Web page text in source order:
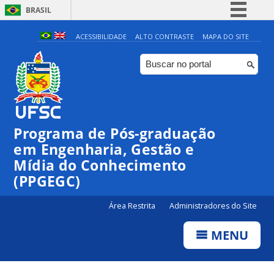
BRASIL
Simplifique!
Comunica BR
Participe
Canais
ACESSIBILIDADE ALTO CONTRASTE MAPA DO SITE
Programa de Pós-graduação
em Engenharia, Gestão e
Mídia do Conhecimento
(PPGEGC)
Área Restrita Administradores do Site
MENU